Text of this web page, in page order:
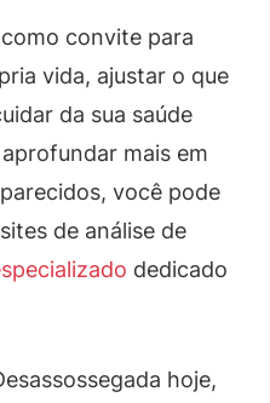
convite para
vida, ajustar o que
da sua saúde
mais em
você pode
de análise de
dedicado
hoje,